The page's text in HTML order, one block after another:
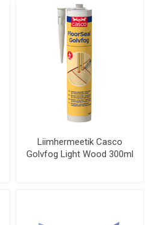
Liimhermeetik Casco
Golvfog Light Wood 300ml